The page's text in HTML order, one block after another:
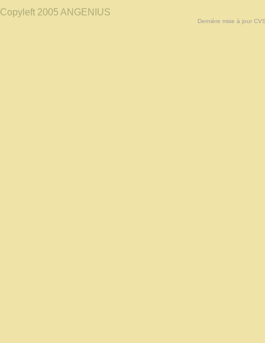
Copyleft 2005 ANGENIUS
Dernière mise à jour